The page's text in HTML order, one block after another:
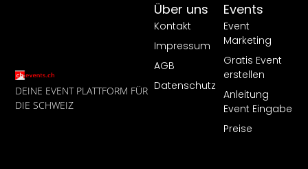
DEINE EVENT PLATTFORM FÜR
DIE SCHWEIZ
Events
Event
Marketing
Gratis Event
erstellen
Anleitung
Event Eingabe
Preise
Über uns
Kontakt
Impressum
AGB
Datenschutz